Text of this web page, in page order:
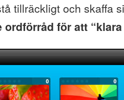
tillräckligt och skaffa
ordförråd för att